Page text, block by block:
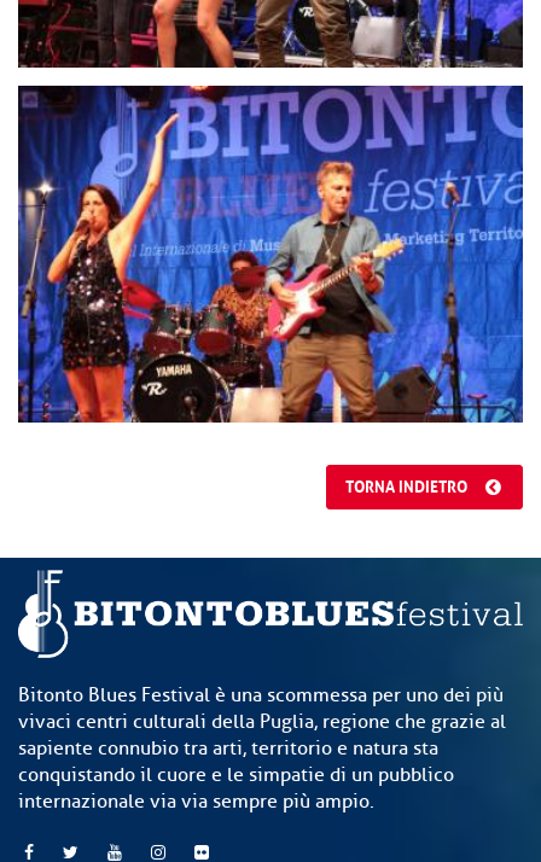
TORNA INDIETRO
Bitonto Blues Festival è una scommessa per uno dei più
vivaci centri culturali della Puglia, regione che grazie al
sapiente connubio tra arti, territorio e natura sta
conquistando il cuore e le simpatie di un pubblico
internazionale via via sempre più ampio.